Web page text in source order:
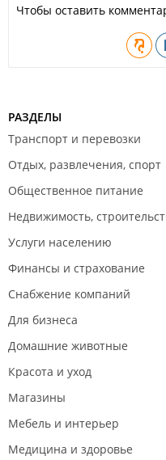
Чтобы оставить
РАЗДЕЛЫ
Транспорт и перевозки
Отдых, развлечения, спорт
Общественное питание
Недвижимость,
Услуги населению
Финансы и страхование
Снабжение компаний
Для бизнеса
Домашние животные
Красота и уход
Магазины
Мебель и интерьер
Медицина и здоровье